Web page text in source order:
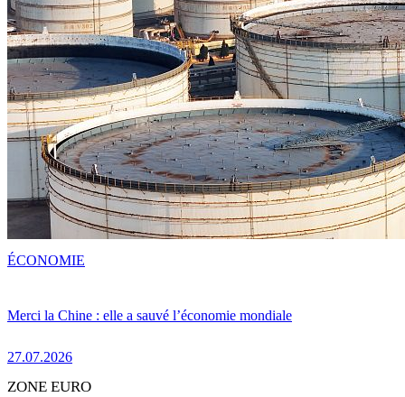
Merci la Chine : elle a sauvé l’économie mondiale
27.07.2026
ÉCONOMIE
ZONE EURO